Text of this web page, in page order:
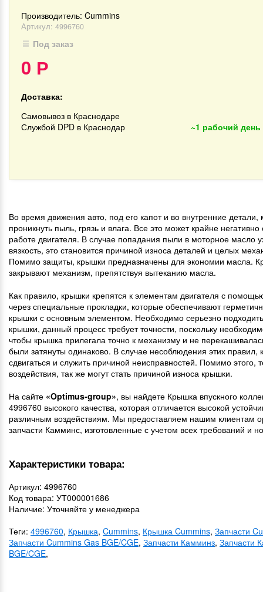
Производитель: Cummins
Артикул: 4996760
Под заказ
0 Р
Доставка:
Самовывоз в Краснодаре
Службой DPD в Краснодар
~1 рабочий день
Во время движения авто, под его капот и во внутренние детали,
проникнуть пыль, грязь и влага. Все это может крайне негативно
работе двигателя. В случае попадания пыли в моторное масло
вязкость, это становится причиной износа деталей и целых
Помимо защиты, крышки предназначены для экономии масла.
закрывают механизм, препятствуя вытеканию масла.
Как правило, крышки крепятся к элементам двигателя с
через специальные прокладки, которые обеспечивают
крышки с основным элементом. Необходимо серьезно подходить
крышки, данный процесс требует точности, поскольку
чтобы крышка прилегала точно к механизму и не
были затянуты одинаково. В случае несоблюдения этих правил,
сдвигаться и служить причиной неисправностей. Помимо этого,
воздействия, так же могут стать причиной износа крышки.
На сайте «Optimus-group», вы найдете Крышка впускного
4996760 высокого качества, которая отличается высокой
различным воздействиям. Мы предоставляем нашим клиентам
запчасти Камминс, изготовленные с учетом всех требований и
Характеристики товара:
Артикул: 4996760
Код товара: УТ000001686
Наличие: Уточняйте у менеджера
Теги: 4996760, Крышка, Cummins, Крышка Cummins, Запчасти
Запчасти Cummins Gas BGE/CGE, Запчасти Камминз, Запчасти
BGE/CGE,